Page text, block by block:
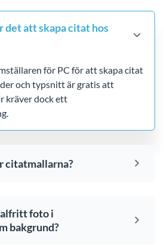
det att skapa citat hos
för PC för att skapa citat
och typsnitt är gratis att
kräver dock ett
citatmallarna?
foto i
bakgrund?